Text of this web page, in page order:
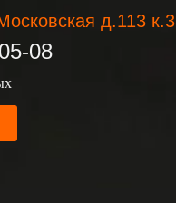
д.113 к.3
08